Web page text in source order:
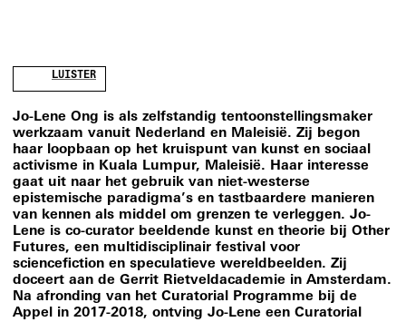
LUISTER
Jo-Lene Ong is als zelfstandig tentoonstellingsmaker
werkzaam vanuit Nederland en Maleisië. Zij begon
haar loopbaan op het kruispunt van kunst en sociaal
activisme in Kuala Lumpur, Maleisië. Haar interesse
gaat uit naar het gebruik van niet-westerse
epistemische paradigma’s en tastbaardere manieren
van kennen als middel om grenzen te verleggen. Jo-
Lene is co-curator beeldende kunst en theorie bij Other
Futures, een multidisciplinair festival voor
sciencefiction en speculatieve wereldbeelden. Zij
doceert aan de Gerrit Rietveldacademie in Amsterdam.
Na afronding van het Curatorial Programme bij de
Appel in 2017-2018, ontving Jo-Lene een Curatorial